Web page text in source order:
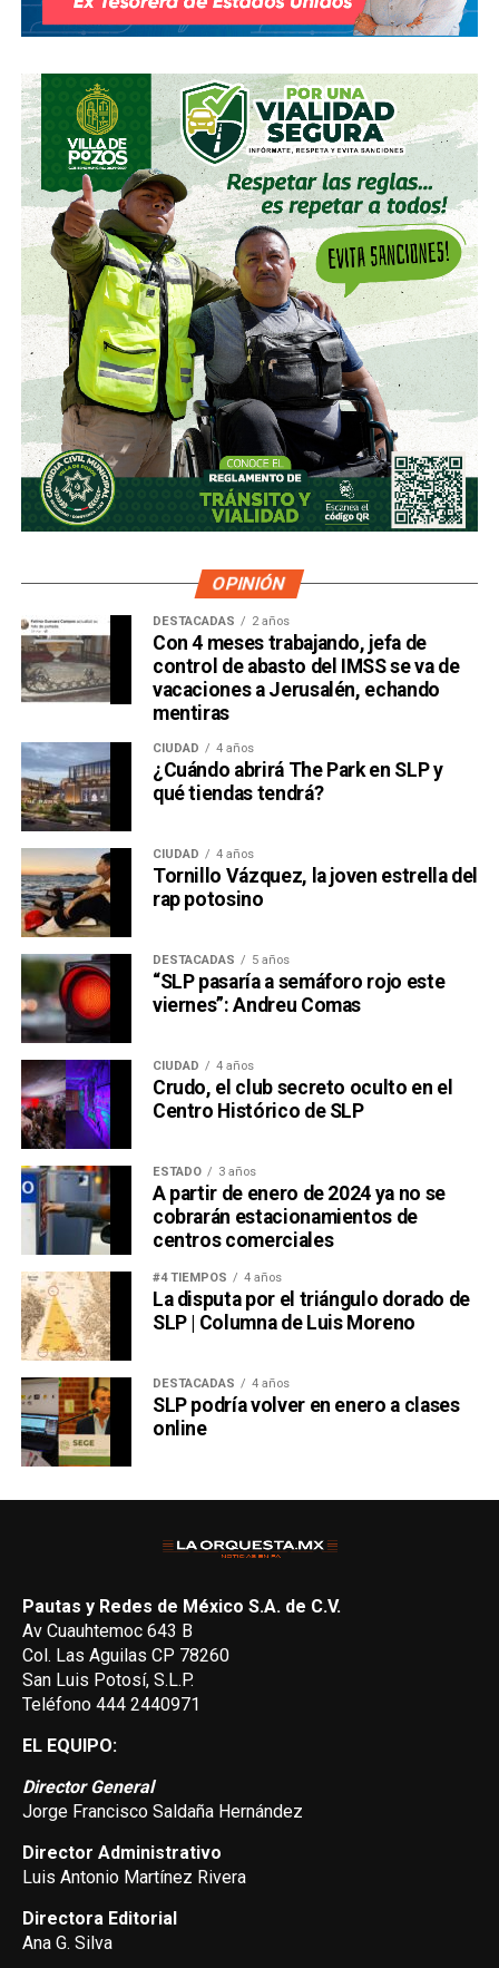
OPINIÓN
DESTACADAS 2 años
Con 4 meses trabajando, jefa de
control de abasto del IMSS se va de
vacaciones a Jerusalén, echando
mentiras
CIUDAD 4 años
¿Cuándo abrirá The Park en SLP y
qué tiendas tendrá?
CIUDAD 4 años
Tornillo Vázquez, la joven estrella del
rap potosino
DESTACADAS 5 años
“SLP pasaría a semáforo rojo este
viernes”: Andreu Comas
CIUDAD 4 años
Crudo, el club secreto oculto en el
Centro Histórico de SLP
ESTADO 3 años
A partir de enero de 2024 ya no se
cobrarán estacionamientos de
centros comerciales
#4 TIEMPOS 4 años
La disputa por el triángulo dorado de
SLP | Columna de Luis Moreno
DESTACADAS 4 años
SLP podría volver en enero a clases
online
Pautas y Redes de México S.A. de C.V.
Av Cuauhtemoc 643 B
Col. Las Aguilas CP 78260
San Luis Potosí, S.L.P.
Teléfono 444 2440971
EL EQUIPO:
Director General
Jorge Francisco Saldaña Hernández
Director Administrativo
Luis Antonio Martínez Rivera
Directora Editorial
Ana G. Silva